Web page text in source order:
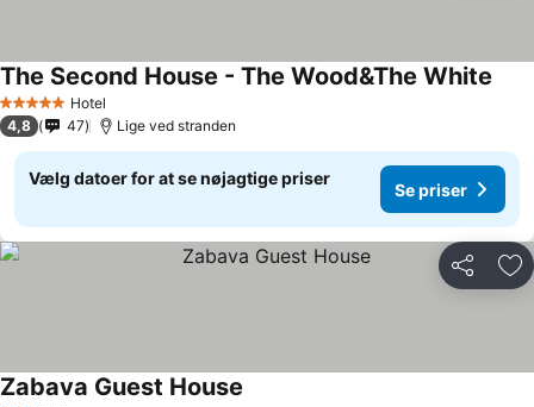
5 Stjerner Hotel
The Second House - The Wood&The White
4,8 47 Lige ved stranden
Vælg datoer for at se nøjagtige priser
Se priser
Del
Zabava Guest House